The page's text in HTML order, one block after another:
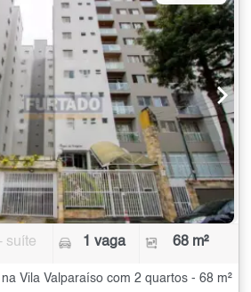
- suíte 1 vaga 68 m²
Vila Valparaíso com 2 quartos - 68 m²